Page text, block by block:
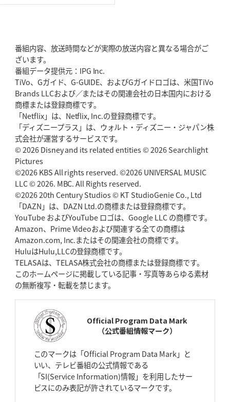
2026年5月21日(木)更新
狭山RG、ライチェル海遥スタッフ入り
ッション
2026年5月14日(木)更新
神戸、1位通過の立役者レタリック
「悲運の闘将」宮地克実氏死去 熱血指導で埼玉WKの基礎築く
2026年4月30日(木)更新
BR東京、「ユニバーサルデー」の意義「特別からノーマルへ」が最終
ゴール
2026年4月23日(木)更新
元代表ラピース、今季限りで引退「クボタは10年いた自分のホーム」
2026年4月16日(木)更新
BL東京「強化拠点」を「共有財産」に新クラブハウスは「皆に開かれ
た空間」
2026年4月9日(木)更新
スティーラーズ、名門復活の足音
2026年4月2日(木)更新
2026年3月26日(木)更新
AZ-COM丸和、リーグワンへ参入決定 「フィールド丸ごと計測機器」の
番組内容、放送時間などが実際の放送内容と異なる場合がご
ざいます。
番組データ提供元：IPG Inc.
TiVo、Gガイド、G-GUIDE、およびGガイドロゴは、米国TiVo
Brands LLCおよび／またはその関連会社の日本国内における
商標または登録商標です。
「Netflix」は、Netflix, Inc.の登録商標です。
「ディズニープラス」は、ウォルト・ディズニー・ジャパン株
式会社が運営するサービスです。
© 2026 Disney and its related entities © 2026 Searchlight
Pictures
©2026 KBS All rights reserved. ©2026 UNIVERSAL MUSIC
LLC © 2026. MBC. All Rights reserved.
©2026 20th Century Studios © KT StudioGenie Co., Ltd
「DAZN」は、DAZN Ltd.の商標または登録商標です。
YouTube およびYouTube ロゴは、Google LLC の商標です。
Amazon、Prime Videoおよび関連する全ての商標は
Amazon.com, Inc.またはその関連会社の商標です。
HuluはHulu,LLCの登録商標です。
TELASAは、TELASA株式会社の商標または登録商標です。
このホームページに掲載している記事・写真等あらゆる素材
の無断複写・転載を禁じます。
Official Program Data Mark
（公式番組情報マーク）
このマークは「Official Program Data Mark」と
いい、テレビ番組の公式情報である
「SI(Service Information)情報」を利用したサー
ビスにのみ表記が許されているマークです。